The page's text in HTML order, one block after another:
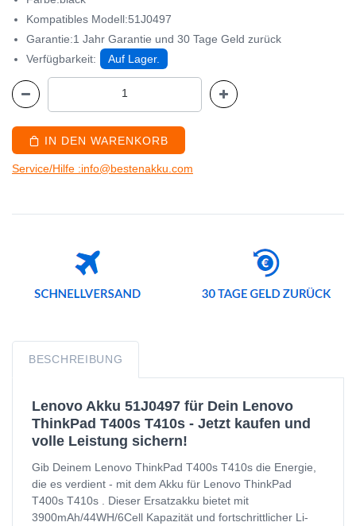
Kompatibles Modell:51J0497
Garantie:1 Jahr Garantie und 30 Tage Geld zurück
Verfügbarkeit:
Auf Lager.
IN DEN WARENKORB
Service/Hilfe :info@bestenakku.com
BESCHREIBUNG
Lenovo Akku 51J0497 für Dein Lenovo
ThinkPad T400s T410s - Jetzt kaufen und
volle Leistung sichern!
Gib Deinem Lenovo ThinkPad T400s T410s die Energie,
die es verdient - mit dem Akku für Lenovo ThinkPad
T400s T410s . Dieser Ersatzakku bietet mit
3900mAh/44WH/6Cell Kapazität und fortschrittlicher Li-